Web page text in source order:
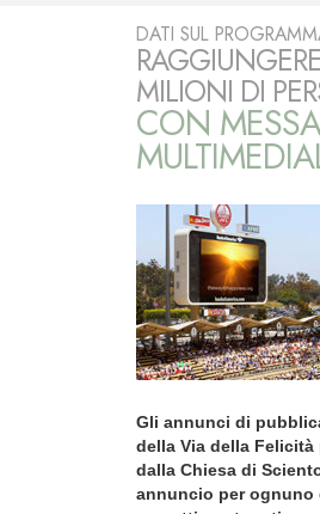
DATI SUL
RAGGIUNGERE
MILIONI DI
CON
Gli annunci di
della Via della
dalla Chiesa di
annuncio per ognuno